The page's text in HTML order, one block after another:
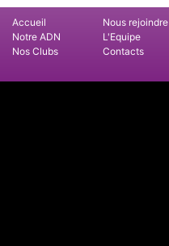
Accueil
Notre ADN
Nos Clubs
Nous rejoindre
L'Equipe
Contacts